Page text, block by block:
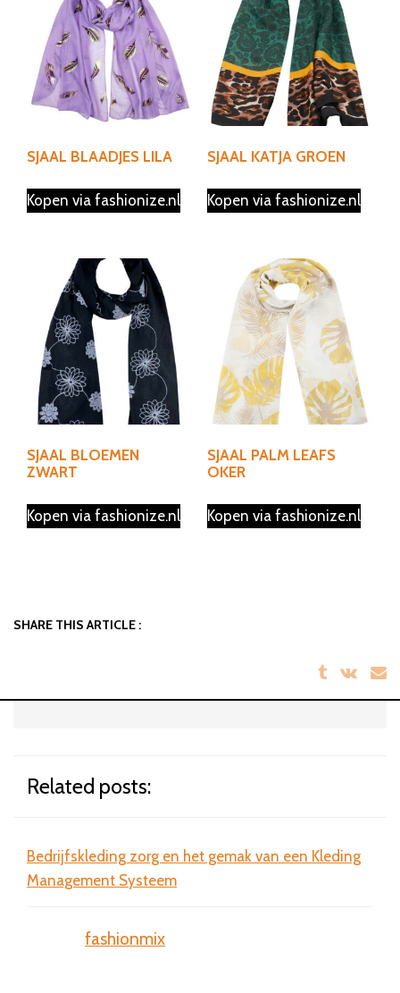
SJAAL BLAADJES LILA
Kopen via fashionize.nl
SJAAL KATJA GROEN
Kopen via fashionize.nl
SJAAL BLOEMEN
ZWART
Kopen via fashionize.nl
SJAAL PALM LEAFS
OKER
Kopen via fashionize.nl
SHARE THIS ARTICLE :
Related posts:
Bedrijfskleding zorg en het gemak van een Kleding
Management Systeem
fashionmix